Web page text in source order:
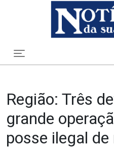
Toggle navigation
Região: Três
grande
posse ilegal